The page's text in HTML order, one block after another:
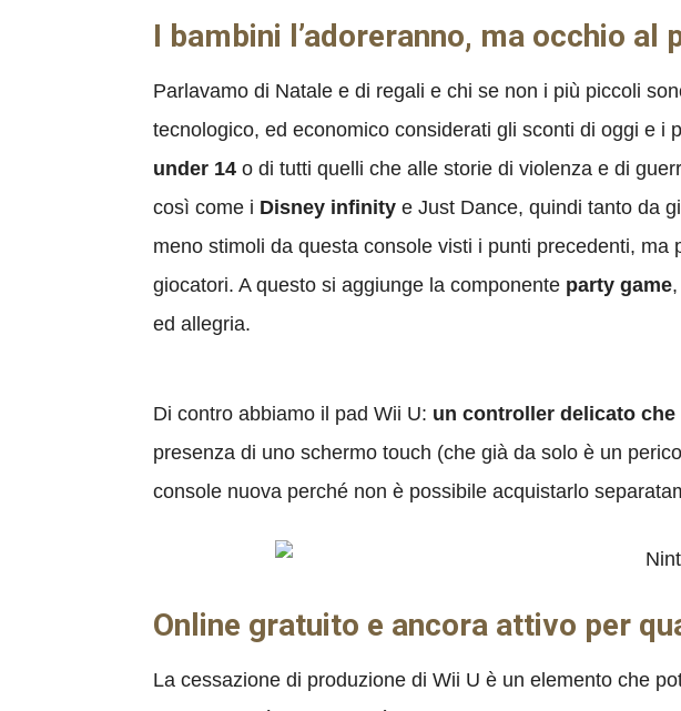
I bambini l’adoreranno, ma occhio al
Parlavamo di Natale e di regali e chi se non i più piccoli
tecnologico, ed economico considerati gli sconti di oggi e i
under 14 o di tutti quelli che alle storie di violenza e di
così come i Disney infinity e Just Dance, quindi tanto da
meno stimoli da questa console visti i punti precedenti,
giocatori. A questo si aggiunge la componente party game
ed allegria.
Di contro abbiamo il pad Wii U: un controller delicato
presenza di uno schermo touch (che già da solo è un
console nuova perché non è possibile acquistarlo
Online gratuito e ancora attivo per
La cessazione di produzione di Wii U è un elemento che